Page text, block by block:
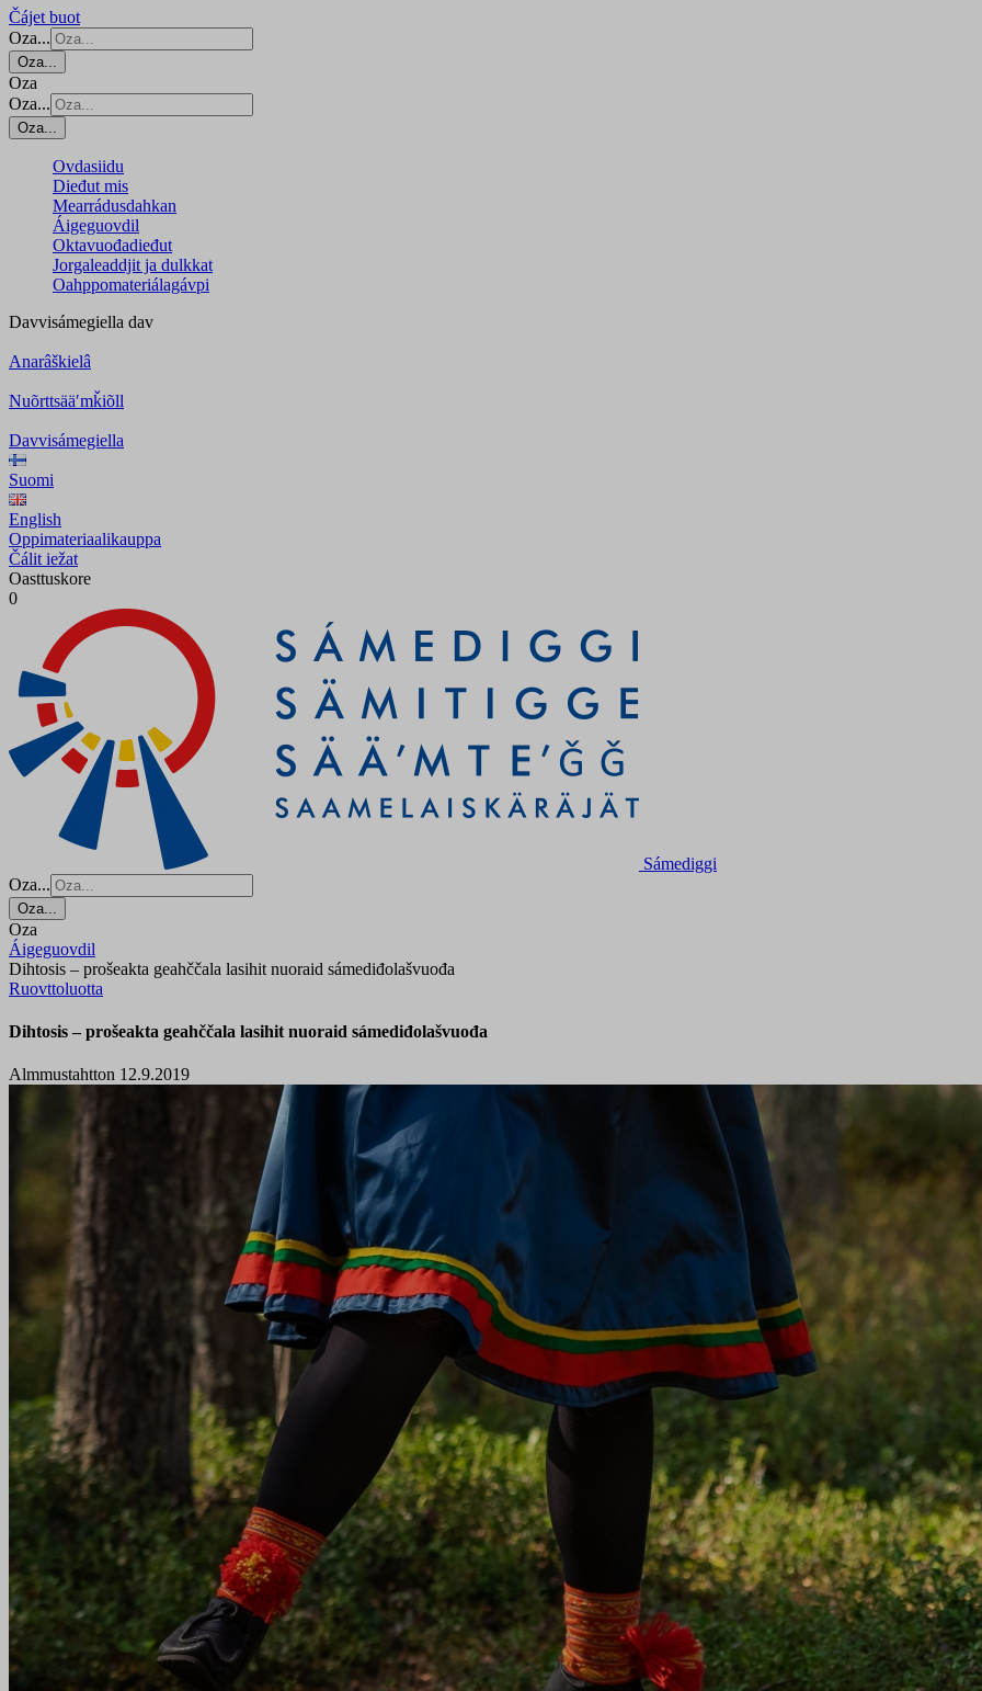
Čájet buot
Oza...
Oza...
Oza
Oza...
Oza...
Ovdasiidu
Dieđut mis
Mearrádusdahkan
Áigeguovdil
Oktavuođadieđut
Jorgaleaddjit ja dulkkat
Oahppomateriálagávpi
Davvisámegiella dav
Anarâškielâ
Nuõrttsääʹmǩiõll
Davvisámegiella
Suomi
English
Oppimateriaalikauppa
Čálit iežat
Oasttuskore
0
Sámediggi
Oza...
Oza...
Oza
Áigeguovdil
Dihtosis – prošeakta geahččala lasihit nuoraid sámediđolašvuođa
Ruovttoluotta
Dihtosis – prošeakta geahččala lasihit nuoraid sámediđolašvuođa
Almmustahtton 12.9.2019